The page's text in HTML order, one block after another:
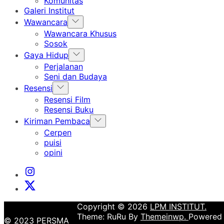
Galeri Institut
Wawancara Show
sub
Wawancara Khusus
Sosok
Gaya Hidup Show
sub
menu
Perjalanan
Seni dan Budaya
Resensi Show
sub
menu
Resensi Film
Resensi Buku
Kiriman Pembaca Show
sub
Cerpen
puisi
opini
Instagram
Institut
X
© 2023 PERSMA
Copyright © 2026 LPM INSTITUT.
Theme: RuRu By Themeinwp.